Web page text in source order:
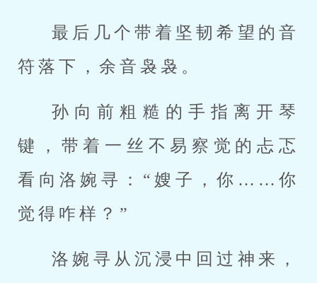
最后几个带着坚韧希望的音
符落下，余音袅袅。
孙向前粗糙的手指离开琴
键，带着一丝不易察觉的忐忑
看向洛婉寻：“嫂子，你……你
觉得咋样？”
洛婉寻从沉浸中回过神来，